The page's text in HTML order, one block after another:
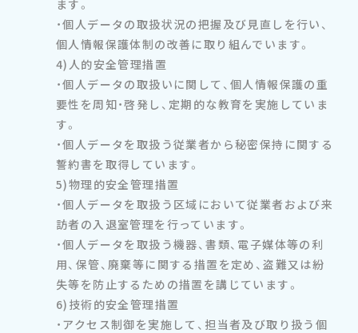
ます。
・個人データの取扱状況の把握及び見直しを行い、
個人情報保護体制の改善に取り組んでいます。
4)人的安全管理措置
・個人データの取扱いに関して、個人情報保護の重
要性を周知・啓発し、定期的な教育を実施していま
す。
・個人データを取扱う従業者から秘密保持に関する
誓約書を取得しています。
5)物理的安全管理措置
・個人データを取扱う区域において従業者および来
訪者の入退室管理を行っています。
・個人データを取扱う機器、書類、電子媒体等の利
用、保管、廃棄等に関する措置を定め、盗難又は紛
失等を防止するための措置を講じています。
6)技術的安全管理措置
・アクセス制御を実施して、担当者及び取り扱う個